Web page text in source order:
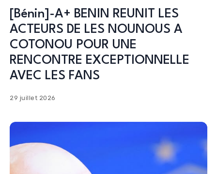
[Bénin]-A+ BENIN REUNIT LES
ACTEURS DE LES NOUNOUS A
COTONOU POUR UNE
RENCONTRE EXCEPTIONNELLE
AVEC LES FANS
29 juillet 2026